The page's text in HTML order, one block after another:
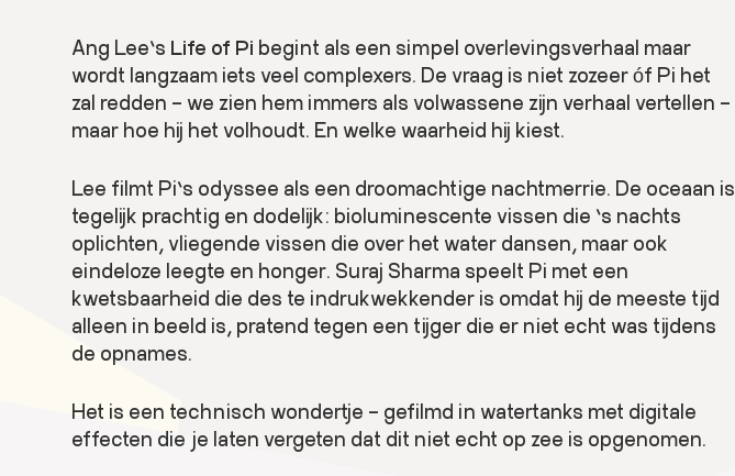
Ang Lee’s Life of Pi begint als een simpel overlevingsverhaal maar
wordt langzaam iets veel complexers. De vraag is niet zozeer óf Pi het
zal redden – we zien hem immers als volwassene zijn verhaal vertellen –
maar hoe hij het volhoudt. En welke waarheid hij kiest.
Lee filmt Pi’s odyssee als een droomachtige nachtmerrie. De oceaan is
tegelijk prachtig en dodelijk: bioluminescente vissen die ’s nachts
oplichten, vliegende vissen die over het water dansen, maar ook
eindeloze leegte en honger. Suraj Sharma speelt Pi met een
kwetsbaarheid die des te indrukwekkender is omdat hij de meeste tijd
alleen in beeld is, pratend tegen een tijger die er niet echt was tijdens
de opnames.
Het is een technisch wondertje – gefilmd in watertanks met digitale
effecten die je laten vergeten dat dit niet echt op zee is opgenomen.